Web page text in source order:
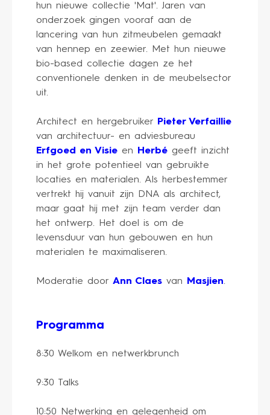
hun nieuwe collectie 'Mat'. Jaren van
onderzoek gingen vooraf aan de
lancering van hun zitmeubelen gemaakt
van hennep en zeewier. Met hun nieuwe
bio-based collectie dagen ze het
conventionele denken in de meubelsector
uit.
Architect en hergebruiker
Pieter Verfaillie
van architectuur- en adviesbureau
Erfgoed en Visie en Herbé geeft inzicht
in het grote potentieel van gebruikte
locaties en materialen. Als herbestemmer
vertrekt hij vanuit zijn DNA als architect,
maar gaat hij met zijn team verder dan
het ontwerp. Het doel is om de
levensduur van hun gebouwen en hun
materialen te maximaliseren.
Moderatie door Ann Claes van Masjien.
Programma
8:30 Welkom en netwerkbrunch
9:30 Talks
10:50 Netwerking en gelegenheid om